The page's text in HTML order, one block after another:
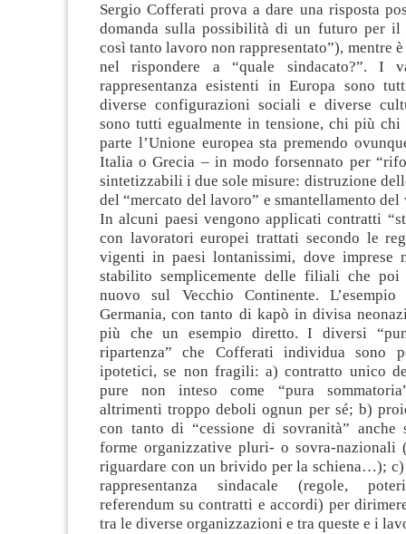
Sergio Cofferati prova a dare una risposta
domanda sulla possibilità di un futuro per il
così tanto lavoro non rappresentato”), mentre
nel rispondere a “quale sindacato?”. I
rappresentanza esistenti in Europa sono
diverse configurazioni sociali e diverse
sono tutti egualmente in tensione, chi più chi
parte l’Unione europea sta premendo
Italia o Grecia – in modo forsennato per
sintetizzabili i due sole misure: distruzione
del “mercato del lavoro” e smantellamento
In alcuni paesi vengono applicati contratti
con lavoratori europei trattati secondo le
vigenti in paesi lontanissimi, dove imprese
stabilito semplicemente delle filiali che poi
nuovo sul Vecchio Continente.
Germania, con tanto di kapò in divisa
più che un esempio diretto. I diversi
ripartenza” che Cofferati individua sono
ipotetici, se non fragili: a) contratto unico
pure non inteso come “pura
altrimenti troppo deboli ognun per sé; b)
con tanto di “cessione di sovranità” anche
forme organizzative pluri- o sovra-nazionali
riguardare con un brivido per la schiena…);
rappresentanza sindacale (regole,
referendum su contratti e accordi) per
tra le diverse organizzazioni e tra queste e i